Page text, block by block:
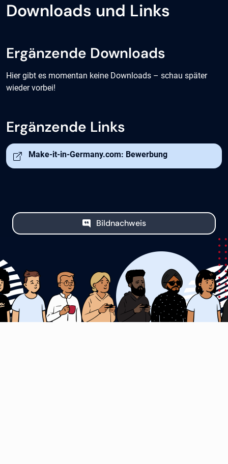
Downloads und Links
Ergänzende Downloads
Hier gibt es momentan keine Downloads – schau später
wieder vorbei!
Ergänzende Links
Öffnet in neuem Tab
Make-it-in-Germany.com: Bewerbung
Bildnachweis